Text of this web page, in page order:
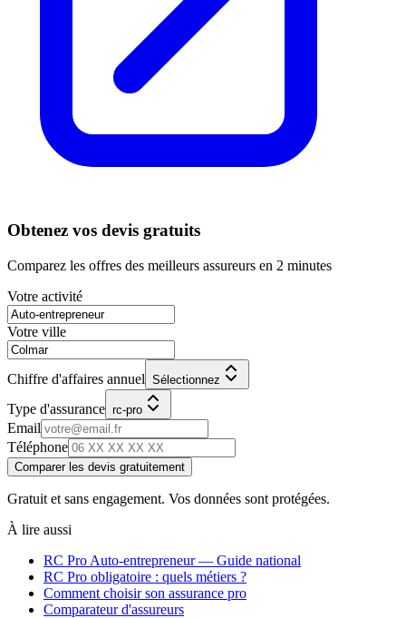
Obtenez vos devis gratuits
Comparez les offres des meilleurs assureurs en 2 minutes
Votre activité
Votre ville
Chiffre d'affaires annuel Sélectionnez
Type d'assurance rc-pro
Email
Téléphone
Comparer les devis gratuitement
Gratuit et sans engagement. Vos données sont protégées.
À lire aussi
RC Pro Auto-entrepreneur— Guide national
RC Pro obligatoire : quels métiers ?
Comment choisir son assurance pro
Comparateur d'assureurs